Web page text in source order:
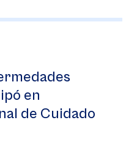
en
de Cuidado